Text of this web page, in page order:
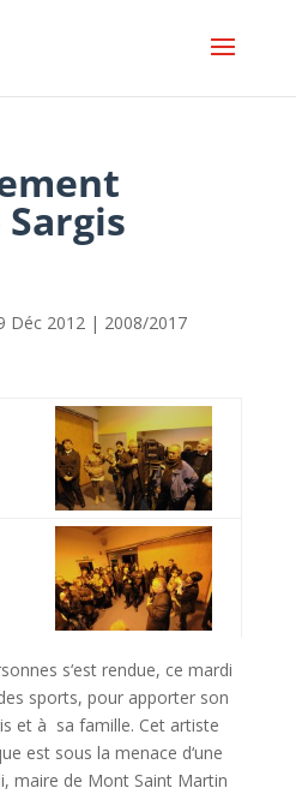
Déc 2012| 2008/2017
s‘est rendue, ce mardi
sports, pour apporter son
et à sa famille. Cet artiste
est sous la menace d‘une
maire de Mont Saint Martin